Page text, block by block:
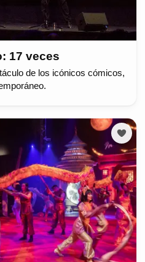
17 veces
de los icónicos cómicos,